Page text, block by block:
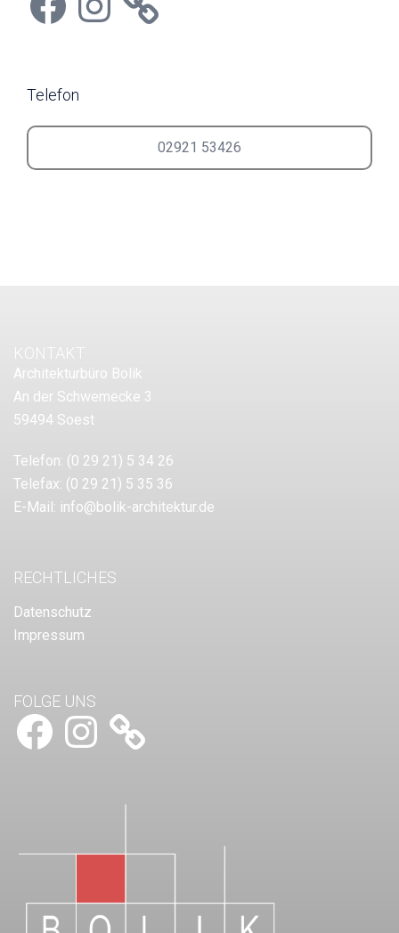
Telefon
02921 53426
KONTAKT
Architekturbüro Bolik
An der Schwemecke 3
59494 Soest
Telefon: (0 29 21) 5 34 26
Telefax: (0 29 21) 5 35 36
E-Mail: info@bolik-architektur.de
RECHTLICHES
Datenschutz
Impressum
FOLGE UNS
FacebookInstagram